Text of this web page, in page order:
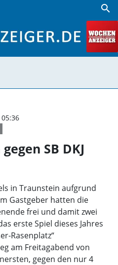
search
SB DKJ
in Traunstein aufgrund
Gastgeber hatten die
frei und damit zwei
erste Spiel dieses Jahres
Rasenplatz“
am Freitagabend von
gegen den nur 4